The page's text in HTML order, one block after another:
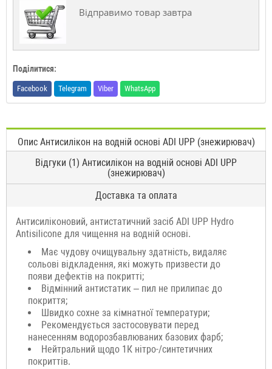
Відправимо товар завтра
Поділитися:
Facebook Telegram Viber WhatsApp
Опис Антисилікон на водній основі ADI UPP (знежирювач)
Відгуки (1) Антисилікон на водній основі ADI UPP
(знежирювач)
Доставка та оплата
Антисиліконовий, антистатичний засіб ADI UPP Hydro
Antisilicone для чищення на водній основі.
Має чудову очищувальну здатність, видаляє
сольові відкладення, які можуть призвести до
появи дефектів на покритті;
Відмінний антистатик – пил не прилипає до
покриття;
Швидко сохне за кімнатної температури;
Рекомендується застосовувати перед
нанесенням водорозбавлюваних базових фарб;
Нейтральний щодо 1К нітро-/синтетичних
покриттів.